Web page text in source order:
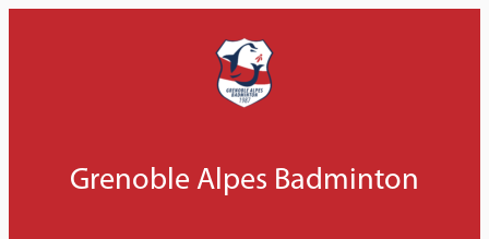
Grenoble Alpes Badminton